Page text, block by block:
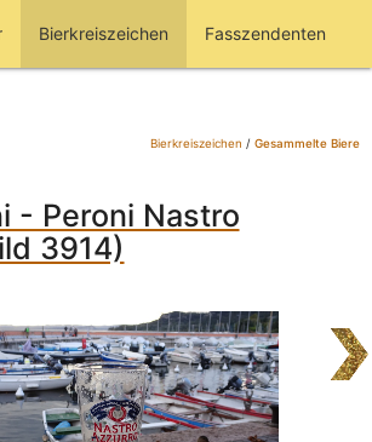
Bierkreiszeichen Fasszendenten
Bierkreiszeichen / Gesammelte Biere
- Peroni Nastro
3914)